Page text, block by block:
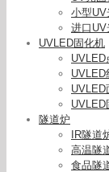
小型
进口
UVLED固化机
UVLED
UVLED
UVLED
UVLED
隧道炉
IR隧道
高温隧
食品隧